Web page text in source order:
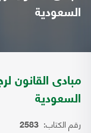
السعودية
مبادى القانون
السعودية
رقم الكتاب: 2583